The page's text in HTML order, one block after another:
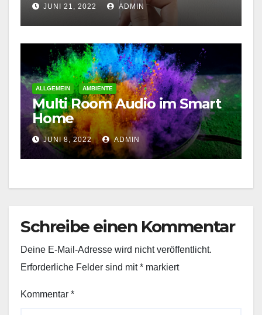
JUNI 21, 2022 ADMIN
ALLGEMEIN AMBIENTE
Multi Room Audio im Smart
Home
JUNI 8, 2022 ADMIN
Schreibe einen Kommentar
Deine E-Mail-Adresse wird nicht veröffentlicht.
Erforderliche Felder sind mit* markiert
Kommentar *